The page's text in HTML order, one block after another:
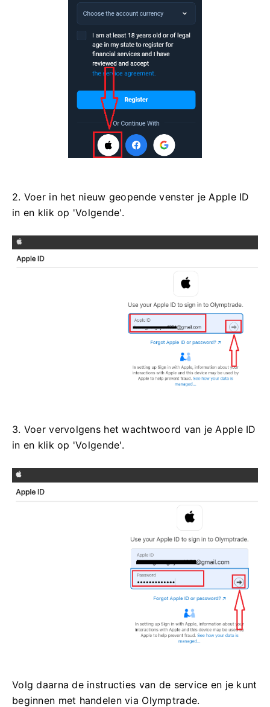
2. Voer in het nieuw geopende venster je Apple ID
in en klik op 'Volgende'.
3. Voer vervolgens het wachtwoord van je Apple ID
in en klik op 'Volgende'.
Volg daarna de instructies van de service en je kunt
beginnen met handelen via Olymptrade.